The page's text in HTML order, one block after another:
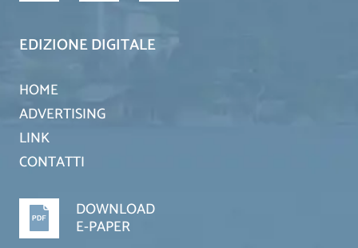
EDIZIONE DIGITALE
HOME
ADVERTISING
LINK
CONTATTI
DOWNLOAD
E-PAPER